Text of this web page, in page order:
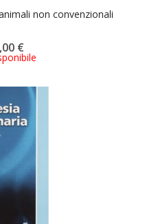
non convenzionali
€